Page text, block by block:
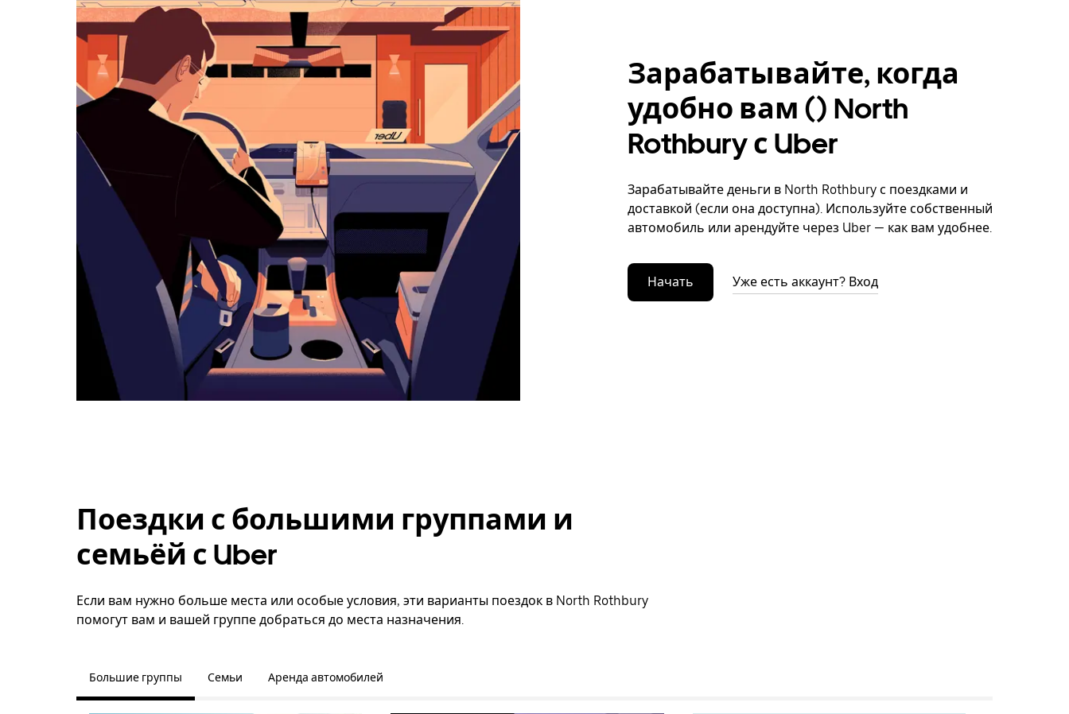
закрыть
календарь,
нажмите
Esc.
Зарабатывайте, когда
удобно вам () North
Rothbury с Uber
Зарабатывайте деньги в North Rothbury с поездками и
доставкой (если она доступна). Используйте собственный
автомобиль или арендуйте через Uber — как вам удобнее.
Начать Уже есть аккаунт? Вход
Поездки с большими группами и
семьёй с Uber
Если вам нужно больше места или особые условия, эти варианты поездок в North Rothbury
помогут вам и вашей группе добраться до места назначения.
Большие группы Семьи Аренда автомобилей